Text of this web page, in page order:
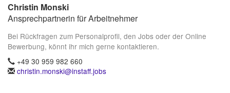
Christin Monski
Ansprechpartnerin für Arbeitnehmer
Bei Rückfragen zum Personalprofil, den Jobs oder der Online
Bewerbung, könnt ihr mich gerne kontaktieren.
+49 30 959 982 660
christin.monski@instaff.jobs